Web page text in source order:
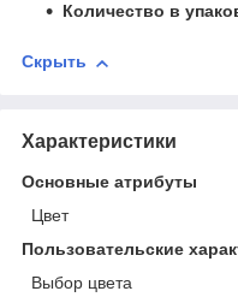
Количество в
Скрыть
Характеристики
Основные атрибуты
Цвет
Пользовательские
Выбор цвета